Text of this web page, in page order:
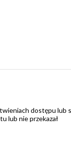
dostępu lub
lub nie przekazał